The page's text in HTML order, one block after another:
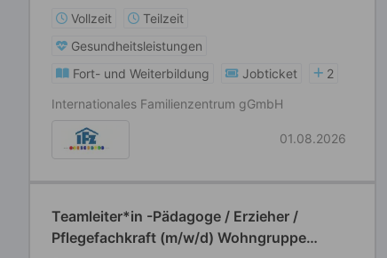
Vollzeit
Teilzeit
Gesundheitsleistungen
Fort- und Weiterbildung
Jobticket
2
Internationales Familienzentrum gGmbH
01.08.2026
Teamleiter*in -Pädagoge / Erzieher /
Pflegefachkraft (m/w/d) Wohngruppe